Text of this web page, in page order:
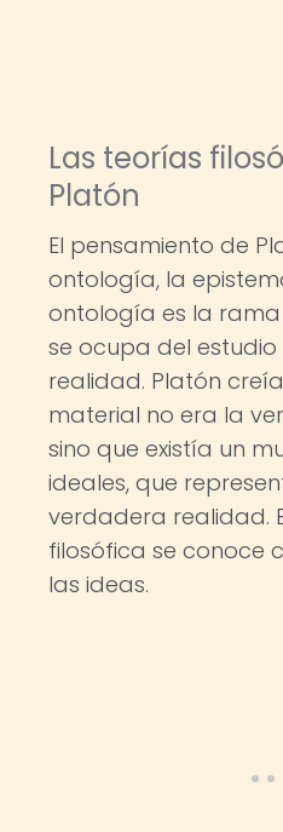
Las teorías
Platón
El pensamiento de
ontología, la
ontología es la
se ocupa del estudio
realidad. Platón
material no era la
sino que existía un
ideales, que
verdadera realidad.
filosófica se conoce
las ideas.